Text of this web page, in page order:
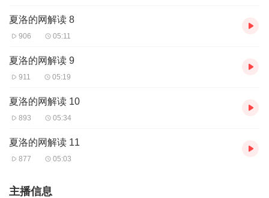
夏洛的网解读 8
906 05:11
夏洛的网解读 9
911 05:19
夏洛的网解读 10
893 05:34
夏洛的网解读 11
877 05:03
主播信息